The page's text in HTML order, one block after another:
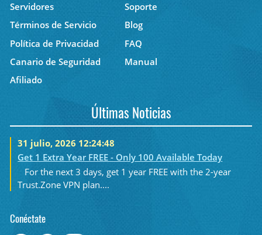
Servidores
Soporte
Términos de Servicio
Blog
Política de Privacidad
FAQ
Canario de Seguridad
Manual
Afiliado
Últimas Noticias
31 julio, 2026 12:24:48
Get 1 Extra Year FREE - Only 100 Available Today
For the next 3 days, get 1 year FREE with the 2-year
Trust.Zone VPN plan....
Conéctate